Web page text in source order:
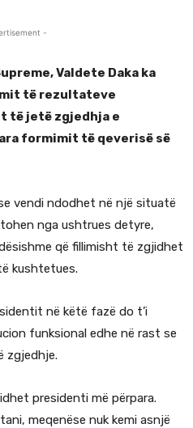
-
Valdete Daka ka
të rezultateve
të jetë zgjedhja e
formimit të qeverisë së
vendi ndodhet në një situatë
nga ushtrues detyre,
që fillimisht të zgjidhet
kushtetues.
në këtë fazë do t’i
funksional edhe në rast se
zgjedhje.
presidenti më përpara.
meqenëse nuk kemi asnjë